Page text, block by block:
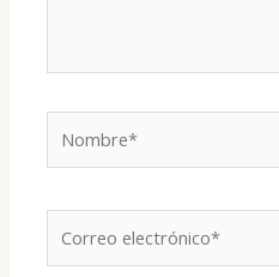
electrónico*